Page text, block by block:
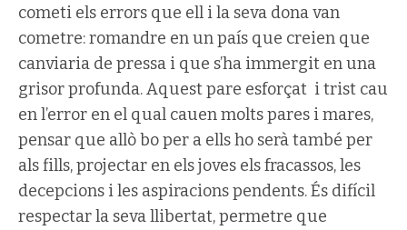
cometi els errors que ell i la seva dona van
cometre: romandre en un país que creien que
canviaria de pressa i que s’ha immergit en una
grisor profunda. Aquest pare esforçat i trist cau
en l’error en el qual cauen molts pares i mares,
pensar que allò bo per a ells ho serà també per
als fills, projectar en els joves els fracassos, les
decepcions i les aspiracions pendents. És difícil
respectar la seva llibertat, permetre que